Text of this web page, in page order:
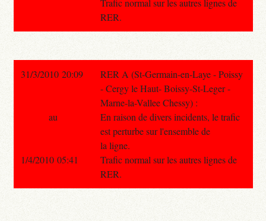
Trafic normal sur les autres lignes de
RER.
31/3/2010 20:09
RER A (St-Germain-en-Laye - Poissy
- Cergy le Haut- Boissy-St-Leger -
Marne-la-Vallee Chessy) :
En raison de divers incidents, le trafic
est perturbe sur l'ensemble de
la ligne.
Trafic normal sur les autres lignes de
RER.
au
1/4/2010 05:41